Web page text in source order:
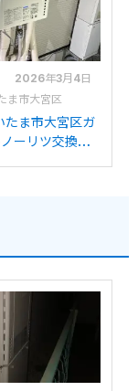
2026年3月4日
ま市大宮区
たま市大宮区ガ
ーリツ交換工